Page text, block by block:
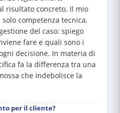
risultato concreto. Il mio
competenza tecnica,
del caso: spiego
fare e quali sono i
decisione. In materia di
fa la differenza tra una
che indebolisce la
per il cliente?